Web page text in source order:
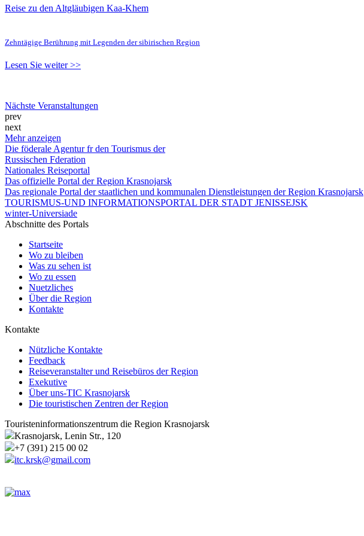
Reise zu den Altgläubigen Kaa-Khem
Zehntägige Berührung mit Legenden der sibirischen Region
Lesen Sie weiter >>
Nächste Veranstaltungen
prev
next
Mehr anzeigen
Die föderale Agentur fr den Tourismus der
Russischen Fderation
Nationales Reiseportal
Das offizielle Portal der Region Krasnojarsk
Das regionale Portal der staatlichen und kommunalen Dienstleistungen der Region Krasnojarsk
TOURISMUS-UND INFORMATIONSPORTAL DER STADT JENISSEJSK
winter-Universiade
Abschnitte des Portals
Startseite
Wo zu bleiben
Was zu sehen ist
Wo zu essen
Nuetzliches
Über die Region
Kontakte
Kontakte
Nützliche Kontakte
Feedback
Reiseveranstalter und Reisebüros der Region
Exekutive
Über uns-TIC Krasnojarsk
Die touristischen Zentren der Region
Touristeninformationszentrum die Region Krasnojarsk
Krasnojarsk, Lenin Str., 120
+7 (391) 215 00 02
itc.krsk@gmail.com